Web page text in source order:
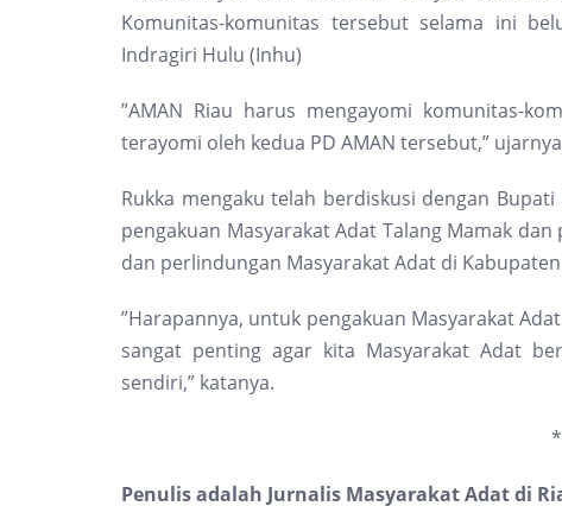
Komunitas-komunitas tersebut selama ini
Indragiri Hulu (Inhu)
”AMAN Riau harus mengayomi komunitas-
terayomi oleh kedua PD AMAN tersebut,”
Rukka mengaku telah berdiskusi dengan
pengakuan Masyarakat Adat Talang Mamak
dan perlindungan Masyarakat Adat di
”Harapannya, untuk pengakuan Masyarakat
sangat penting agar kita Masyarakat Adat
sendiri,” katanya.
Penulis adalah Jurnalis Masyarakat Adat di